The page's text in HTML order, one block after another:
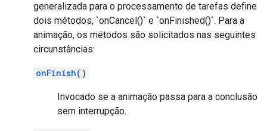
generalizada para o processamento de tarefas define
dois métodos, `onCancel()` e `onFinished()`. Para a
animação, os métodos são solicitados nas seguintes
circunstâncias:
onFinish()
Invocado se a animação passa para a conclusão
sem interrupção.